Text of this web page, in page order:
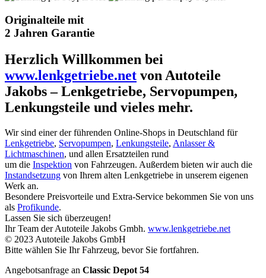
Originalteile mit
2 Jahren Garantie
Herzlich Willkommen bei
www.lenkgetriebe.net von Autoteile
Jakobs – Lenkgetriebe, Servopumpen,
Lenkungsteile und vieles mehr.
Wir sind einer der führenden Online-Shops in Deutschland für
Lenkgetriebe, Servopumpen, Lenkungsteile, Anlasser &
Lichtmaschinen, und allen Ersatzteilen rund
um die Inspektion von Fahrzeugen. Außerdem bieten wir auch die
Instandsetzung von Ihrem alten Lenkgetriebe in unserem eigenen
Werk an.
Besondere Preisvorteile und Extra-Service bekommen Sie von uns
als Profikunde.
Lassen Sie sich überzeugen!
Ihr Team der Autoteile Jakobs Gmbh. www.lenkgetriebe.net
© 2023 Autoteile Jakobs GmbH
Bitte wählen Sie Ihr Fahrzeug, bevor Sie fortfahren.
Angebotsanfrage an Classic Depot 54